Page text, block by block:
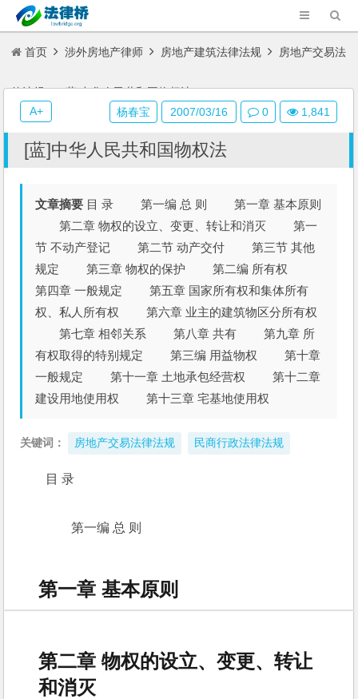
首页 涉外房地产律师 房地产建筑法律法规 房地产交易法
律法规 [蓝]中华人民共和国物权法
[蓝]中华人民共和国物权法
文章摘要 目 录 第一编 总 则 第一章 基本原则
第二章 物权的设立、变更、转让和消灭 第一
节 不动产登记 第二节 动产交付 第三节 其他
规定 第三章 物权的保护 第二编 所有权
第四章 一般规定 第五章 国家所有权和集体所有
权、私人所有权 第六章 业主的建筑物区分所有权
第七章 相邻关系 第八章 共有 第九章 所
有权取得的特别规定 第三编 用益物权 第十章
一般规定 第十一章 土地承包经营权 第十二章
建设用地使用权 第十三章 宅基地使用权
关键词： 房地产交易法律法规 民商行政法律法规
目 录
第一编 总 则
第一章 基本原则
第二章 物权的设立、变更、转让
和消灭
杨春宝 2007/03/16 0 1,841
A+